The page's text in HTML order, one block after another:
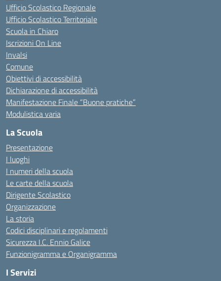
Ufficio Scolastico Regionale
Ufficio Scolastico Territoriale
Scuola in Chiaro
Iscrizioni On Line
Invalsi
Comune
Obiettivi di accessibilità
Dichiarazione di accessibilità
Manifestazione Finale “Buone pratiche”
Modulistica varia
La Scuola
Presentazione
I luoghi
I numeri della scuola
Le carte della scuola
Dirigente Scolastico
Organizzazione
La storia
Codici disciplinari e regolamenti
Sicurezza I.C. Ennio Galice
Funzionigramma e Organigramma
I Servizi